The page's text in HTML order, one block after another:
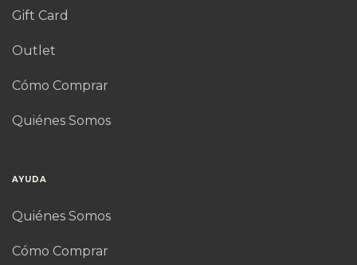
Gift Card
Outlet
Cómo Comprar
Quiénes Somos
AYUDA
Quiénes Somos
Cómo Comprar